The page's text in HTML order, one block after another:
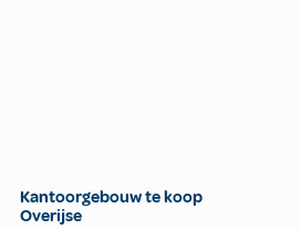
Kantoorgebouw te koop
Overijse